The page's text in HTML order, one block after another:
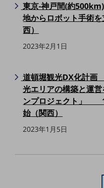
課題やニーズに合ったサービスをご紹
中堅中小企業のビジネスをサポート！
お悩みから見つける
お悩みから見つけるTOP
モバイル・音声
バックオフィス
リモート・ハイブリッドワーク
セキュリティ
その他のお悩みはこちら
東京-神戸間(約
地からロボット手術
西）
2023年2月1日
道頓堀観光DX化計
光エリアの構築と運
ンプロジェクト」 1
始（関西）
2023年1月5日